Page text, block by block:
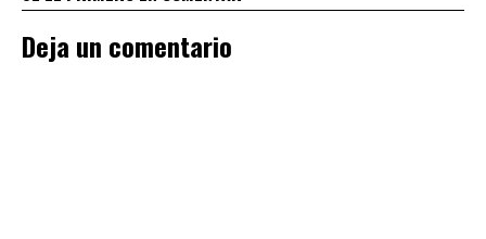
Deja un comentario